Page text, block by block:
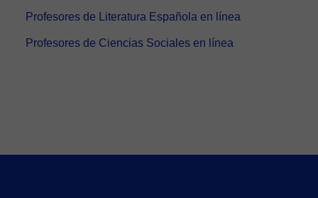
Profesores de Literatura Española en línea
Profesores de Ciencias Sociales en línea